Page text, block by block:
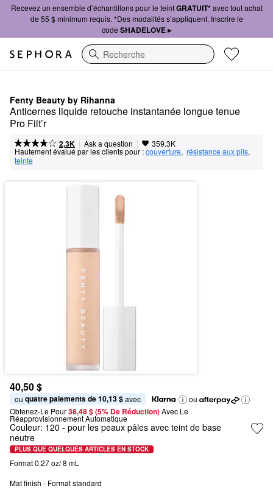
Recevez un ensemble d’échantillons pour le teintGRATUIT*avec tout achat
de 55 $ minimum requis. *Des modalités s’appliquent. Inscrire le
code SHADELOVE ▸
Recherche
Fenty Beauty by Rihanna
Anticernes liquide retouche instantanée longue tenue
Pro Filt’r
2,3K | Ask a question | 359.3K
Hautement évalué par les clients pour :couverture, résistance aux plis,
teinte
40,50 $
ou quatre paiements de 10,13 $ avec
ou
Obtenez-Le Pour38,48 $ (5% De Réduction) Avec Le
Réapprovisionnement Automatique
Couleur: 120 - pour les peaux pâles avec teint de base
neutre
PLUS QUE QUELQUES ARTICLES EN STOCK
Format 0.27 oz/ 8 mL
Mat finish - Format standard